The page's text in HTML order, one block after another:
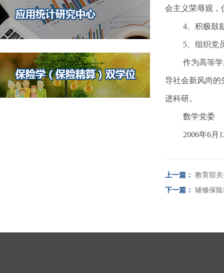
会主义荣辱观，
4、积极鼓
5、组织党
作为高等
导社会新风尚的
进科研。
数学党委
2006年6月
上一篇： 教育部
下一篇： 辅修保